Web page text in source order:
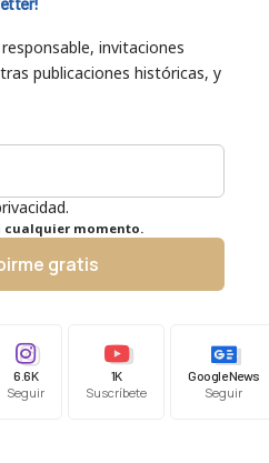
invitaciones
publicaciones históricas, y
cualquier momento.
gratis
6.6K
Seguir
1K
Suscríbete
Google News
Seguir